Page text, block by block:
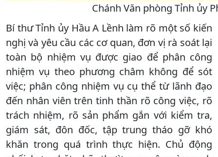
Chánh Văn phòng Tỉnh ủy
Bí thư Tỉnh ủy Hầu A Lềnh làm rõ một số kiến
nghị và yêu cầu các cơ quan, đơn vị rà soát lại
toàn bộ nhiệm vụ được giao để phân công
nhiệm vụ theo phương châm không để sót
việc; phân công nhiệm vụ cụ thể từ lãnh đạo
đến nhân viên trên tinh thần rõ công việc, rõ
trách nhiệm, rõ sản phẩm gắn với kiểm tra,
giám sát, đôn đốc, tập trung tháo gỡ khó
khăn trong quá trình thực hiện. Chủ động